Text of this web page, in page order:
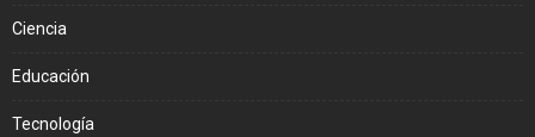
Ciencia
Educación
Tecnología